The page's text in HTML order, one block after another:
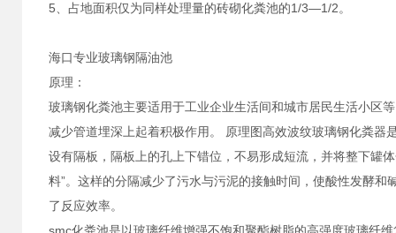
5、占地面积仅为同样处理量的砖砌化粪池的1/3—1/2。
海口专业玻璃钢隔油池
原理：
玻璃钢化粪池主要适用于工业企业生活间和城市居民生活小区
减少管道埋深上起着积极作用。 原理图高效波纹玻璃钢化粪
设有隔板，隔板上的孔上下错位，不易形成短流，并将整下罐
料”。这样的分隔减少了污水与污泥的接触时间，使酸性发酵
了反应效率。